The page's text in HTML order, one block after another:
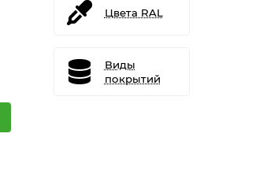
Цвета RAL
Виды
покрытий